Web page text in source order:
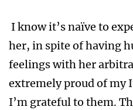
I know it’s naïve to
her, in spite of having
feelings with her
extremely proud of my
I’m grateful to them.